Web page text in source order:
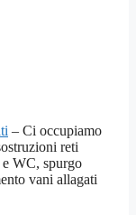
– Ci occupiamo
reti
WC, spurgo
vani allagati